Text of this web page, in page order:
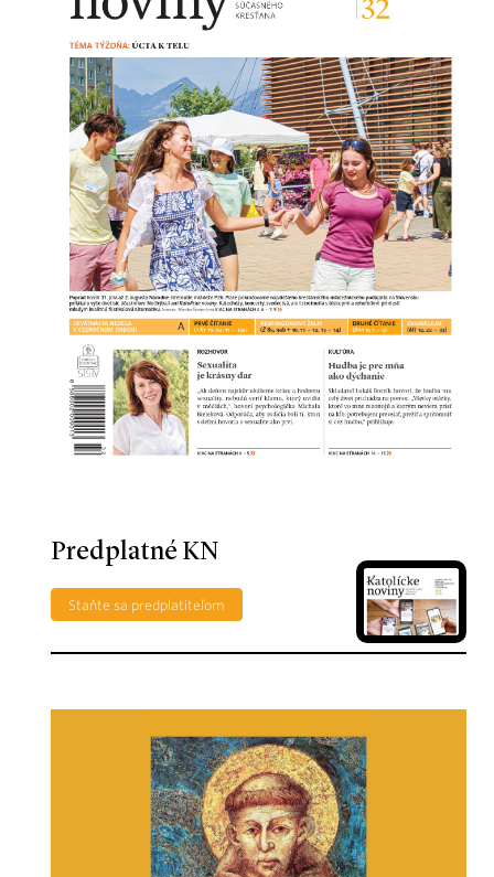
Predplatné KN
Staňte sa predplatiteľom